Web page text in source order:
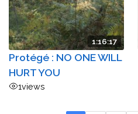
1:16:17
Protégé : NO ONE WILL
HURT YOU
1views